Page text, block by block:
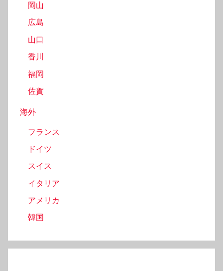
岡山
広島
山口
香川
福岡
佐賀
海外
フランス
ドイツ
スイス
イタリア
アメリカ
韓国